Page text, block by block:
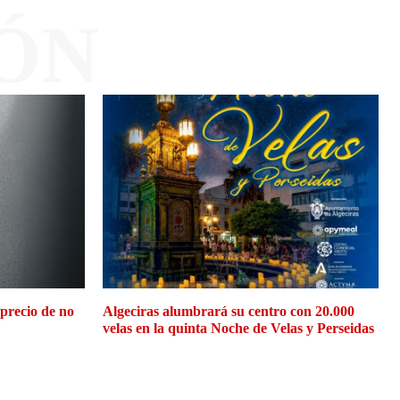
de no
Algeciras alumbrará su centro con 20.000
velas en la quinta Noche de Velas y Perseidas